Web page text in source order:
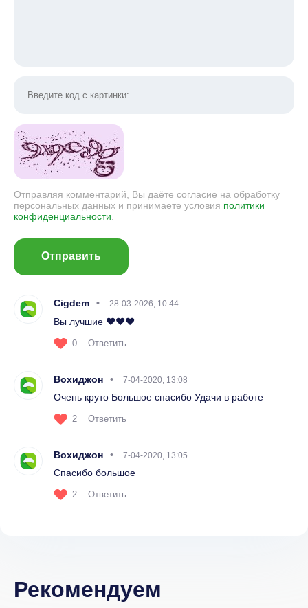
Отправляя комментарий, Вы даёте согласие на обработку
персональных данных и принимаете условия политики
конфиденциальности
Отправить
Cigdem 28-03-2026, 10:44
Вы лучшие ❤️❤️❤️
0 Ответить
Вохиджон 7-04-2020, 13:08
Очень круто Большое спасибо Удачи в работе
2 Ответить
Вохиджон 7-04-2020, 13:05
Спасибо большое
2 Ответить
Рекомендуем